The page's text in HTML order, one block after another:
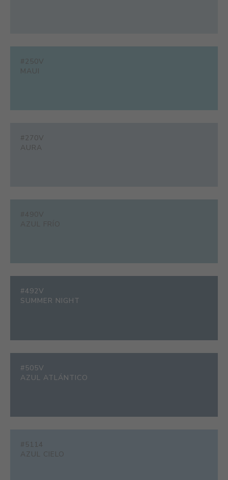
#250V
MAUI
#270V
AURA
#492V
SUMMER NIGHT
#505V
AZUL ATLÁNTICO
#5114
AZUL CIELO